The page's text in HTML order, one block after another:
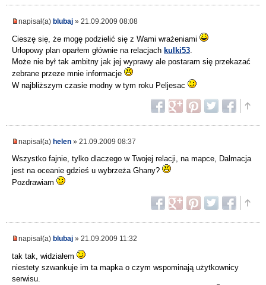
napisał(a) blubaj » 21.09.2009 08:08
Cieszę się, że mogę podzielić się z Wami wrażeniami
Urlopowy plan oparłem głównie na relacjach kulki53.
Może nie był tak ambitny jak jej wyprawy ale postaram się przekazać
zebrane przeze mnie informacje
W najbliższym czasie modny w tym roku Peljesac
napisał(a) helen » 21.09.2009 08:37
Wszystko fajnie, tylko dlaczego w Twojej relacji, na mapce, Dalmacja
jest na oceanie gdzieś u wybrzeża Ghany?
Pozdrawiam
napisał(a) blubaj » 21.09.2009 11:32
tak tak, widziałem
niestety szwankuje im ta mapka o czym wspominają użytkownicy
serwisu.